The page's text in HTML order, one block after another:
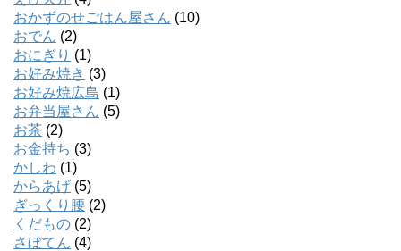
おかずのせごはん屋さん (10)
おでん (2)
おにぎり (1)
お好み焼き (3)
お好み焼広島 (1)
お弁当屋さん (5)
お茶 (2)
お金持ち (3)
かしわ (1)
からあげ (5)
ぎっくり腰 (2)
くだもの (2)
さぼてん (4)